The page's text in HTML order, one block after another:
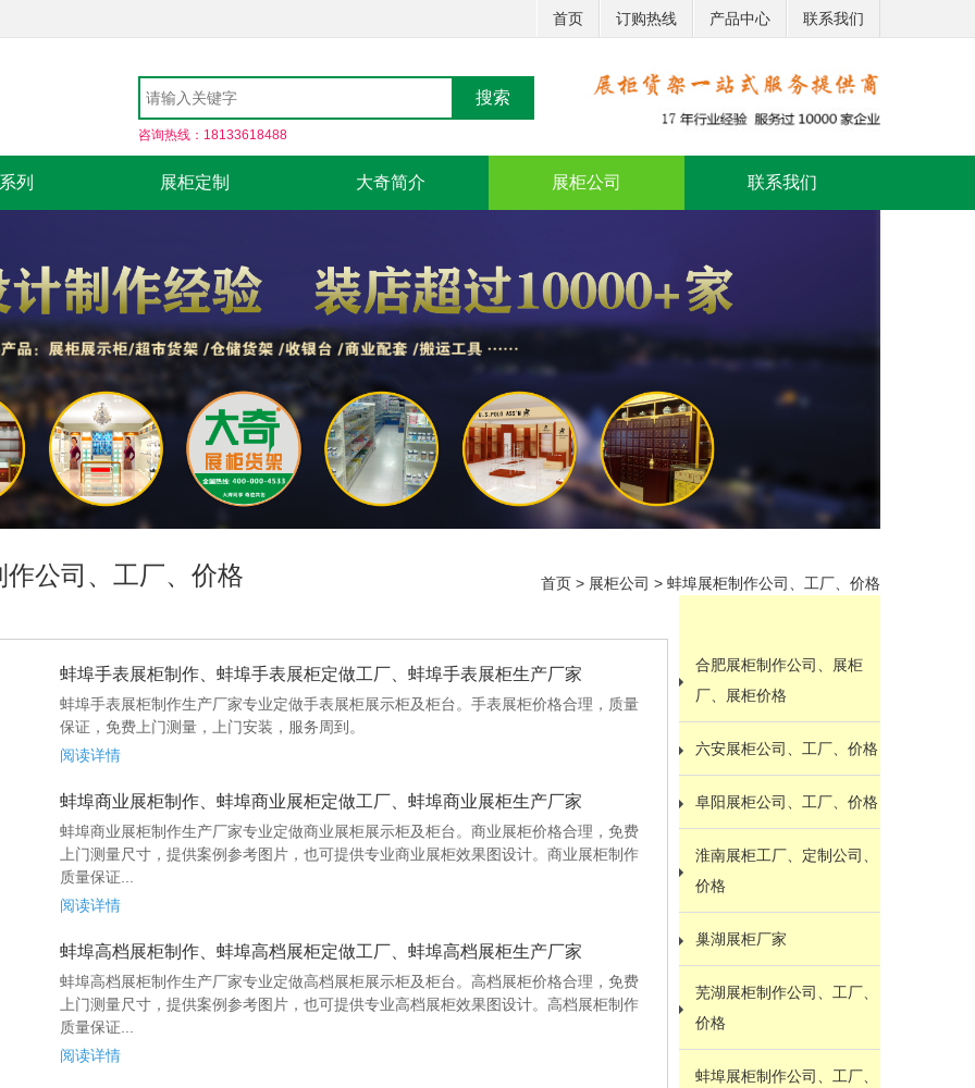
首页 订购热线 产品中心 联系我们
搜索
咨询热线：18133618488
列 展柜定制 大奇简介 展柜公司 联系我们
作公司、工厂、价格 首页 > 展柜公司 > 蚌埠展柜制作公司、工厂、价格
蚌埠手表展柜制作、蚌埠手表展柜定做工厂、蚌埠手表展柜生产厂家
蚌埠手表展柜制作生产厂家专业定做手表展柜展示柜及柜台。手表展柜价格合理，质量
保证，免费上门测量，上门安装，服务周到。
阅读详情
蚌埠商业展柜制作、蚌埠商业展柜定做工厂、蚌埠商业展柜生产厂家
蚌埠商业展柜制作生产厂家专业定做商业展柜展示柜及柜台。商业展柜价格合理，免费
上门测量尺寸，提供案例参考图片，也可提供专业商业展柜效果图设计。商业展柜制作
质量保证...
阅读详情
蚌埠高档展柜制作、蚌埠高档展柜定做工厂、蚌埠高档展柜生产厂家
蚌埠高档展柜制作生产厂家专业定做高档展柜展示柜及柜台。高档展柜价格合理，免费
上门测量尺寸，提供案例参考图片，也可提供专业高档展柜效果图设计。高档展柜制作
质量保证...
阅读详情
合肥展柜制作公司、展柜
厂、展柜价格
六安展柜公司、工厂、价格
阜阳展柜公司、工厂、价格
淮南展柜工厂、定制公司、
价格
巢湖展柜厂家
芜湖展柜制作公司、工厂、
价格
蚌埠展柜制作公司、工厂、